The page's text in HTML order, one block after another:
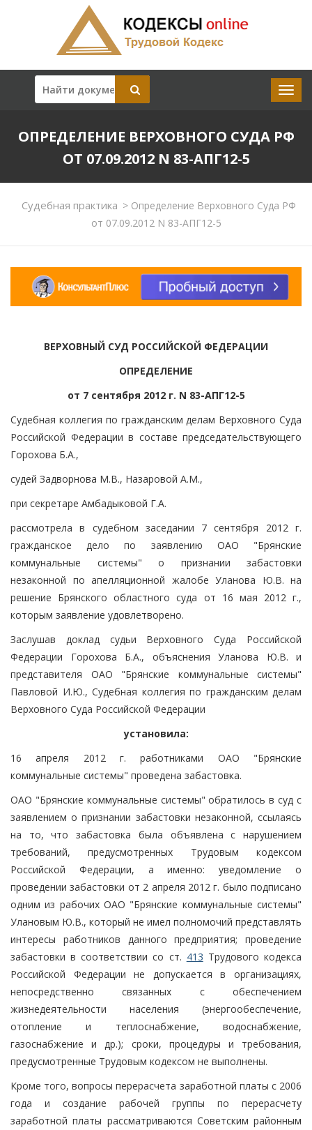
ОПРЕДЕЛЕНИЕ ВЕРХОВНОГО СУДА РФ
ОТ 07.09.2012 N 83-АПГ12-5
Судебная практика >Определение Верховного Суда РФ
от 07.09.2012 N 83-АПГ12-5
ВЕРХОВНЫЙ СУД РОССИЙСКОЙ ФЕДЕРАЦИИ
ОПРЕДЕЛЕНИЕ
от 7 сентября 2012 г. N 83-АПГ12-5
Судебная коллегия по гражданским делам Верховного Суда
Российской Федерации в составе председательствующего
Горохова Б.А.,
судей Задворнова М.В., Назаровой А.М.,
при секретаре Амбадыковой Г.А.
рассмотрела в судебном заседании 7 сентября 2012 г.
гражданское дело по заявлению ОАО "Брянские
коммунальные системы" о признании забастовки
незаконной по апелляционной жалобе Уланова Ю.В. на
решение Брянского областного суда от 16 мая 2012 г.,
которым заявление удовлетворено.
Заслушав доклад судьи Верховного Суда Российской
Федерации Горохова Б.А., объяснения Уланова Ю.В. и
представителя ОАО "Брянские коммунальные системы"
Павловой И.Ю., Судебная коллегия по гражданским делам
Верховного Суда Российской Федерации
установила:
16 апреля 2012 г. работниками ОАО "Брянские
коммунальные системы" проведена забастовка.
ОАО "Брянские коммунальные системы" обратилось в суд с
заявлением о признании забастовки незаконной, ссылаясь
на то, что забастовка была объявлена с нарушением
требований, предусмотренных Трудовым кодексом
Российской Федерации, а именно: уведомление о
проведении забастовки от 2 апреля 2012 г. было подписано
одним из рабочих ОАО "Брянские коммунальные системы"
Улановым Ю.В., который не имел полномочий представлять
интересы работников данного предприятия; проведение
забастовки в соответствии со ст. 413 Трудового кодекса
Российской Федерации не допускается в организациях,
непосредственно связанных с обеспечением
жизнедеятельности населения (энергообеспечение,
отопление и теплоснабжение, водоснабжение,
газоснабжение и др.); сроки, процедуры и требования,
предусмотренные Трудовым кодексом не выполнены.
Кроме того, вопросы перерасчета заработной платы с 2006
года и создание рабочей группы по перерасчету
заработной платы рассматриваются Советским районным